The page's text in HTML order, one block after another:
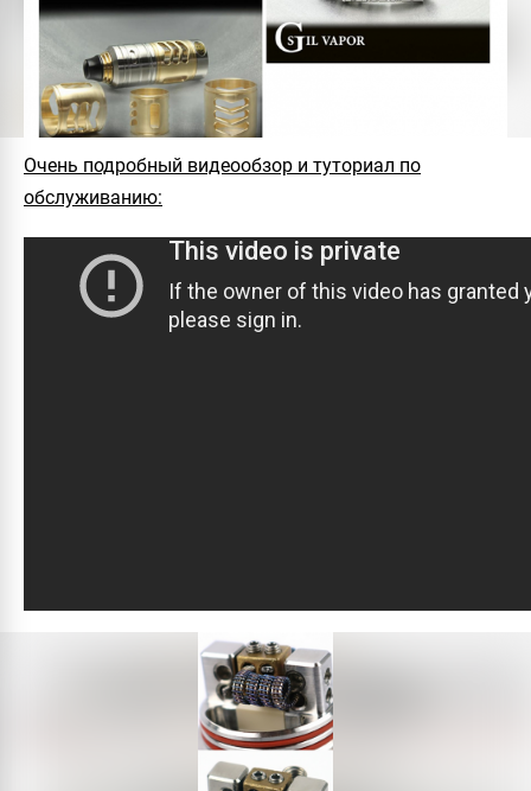
Очень подробный видеообзор и туториал по
обслуживанию: